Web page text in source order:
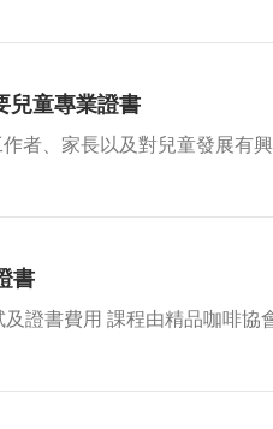
兒童專業證書
者、家長以及對兒童發展有
書
證書費用 課程由精品咖啡